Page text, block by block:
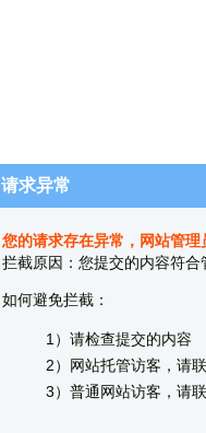
请求异常
您的请求存在异常，网站管
拦截原因：您提交的内容符
如何避免拦截：
1）请检查提交的内容
2）网站托管访客，请
3）普通网站访客，请